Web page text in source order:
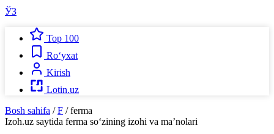
ЎЗ
Top 100
Ro‘yxat
Kirish
Lotin.uz
Bosh sahifa / F / ferma
Izoh.uz saytida ferma so‘zining izohi va ma’nolari